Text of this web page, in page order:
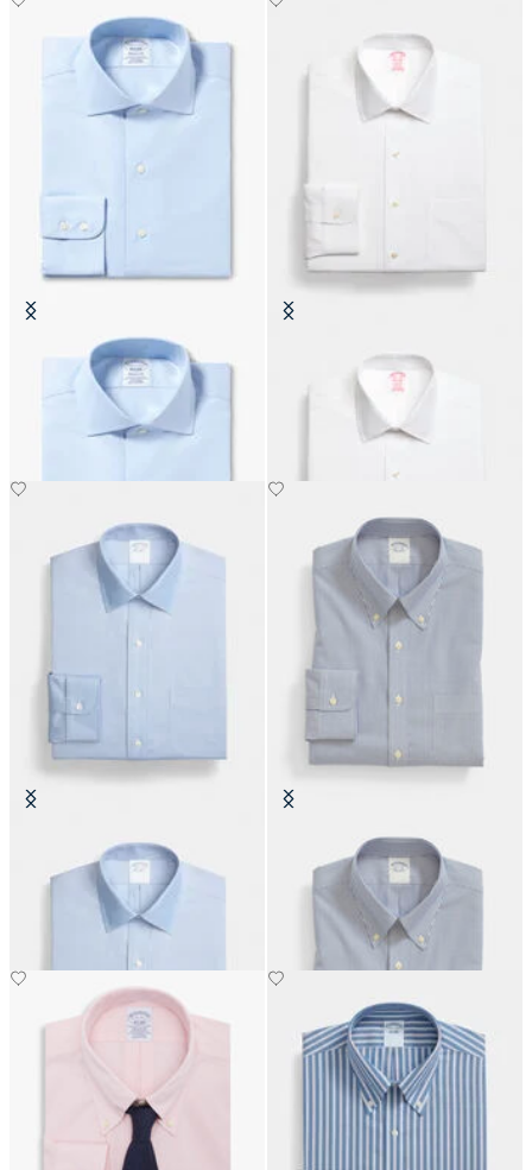
Regular Fit Non-Iron Twill-Hemd
mit English-Kragen
Regular Fit Non-Iron Oxford-
Hemd mit Ainsley-Kragen
Regular Fit Non-Iron Oxford-
Hemd mit Ainsley-Kragen
Slim Fit Non-Iron Oxford-Hemd
mit Button-Down-Kragen